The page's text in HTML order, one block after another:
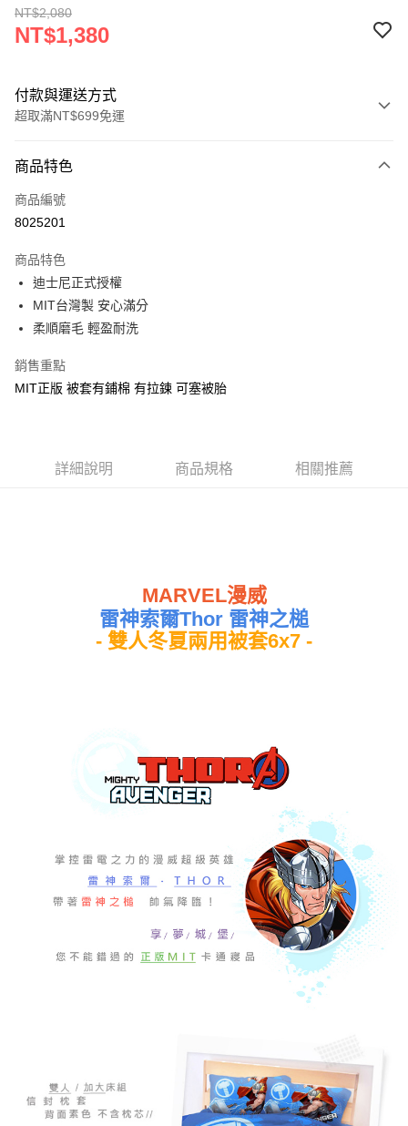
NT$2,080
NT$1,380
付款與運送方式
超取滿NT$699免運
信用卡一次付款
超商取貨付款
Apple Pay
街口支付
Google Pay
每筆NT$80，滿NT$699(含以上)免運費
商品特色
商品編號
8025201
商品特色
迪士尼正式授權
MIT台灣製 安心滿分
柔順磨毛 輕盈耐洗
銷售重點
MIT正版 被套有鋪棉 有拉鍊 可塞被胎
詳細說明 商品規格 相關推薦
MARVEL漫威
雷神索爾Thor 雷神之槌
- 雙人冬夏兩用被套6x7 -